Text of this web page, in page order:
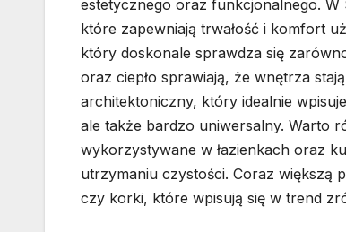
estetycznego oraz funkcjonalnego. W
które zapewniają trwałość i komfort
który doskonale sprawdza się
oraz ciepło sprawiają, że wnętrza
architektoniczny, który idealnie
ale także bardzo uniwersalny. Warto
wykorzystywane w łazienkach oraz
utrzymaniu czystości. Coraz większą
czy korki, które wpisują się w trend